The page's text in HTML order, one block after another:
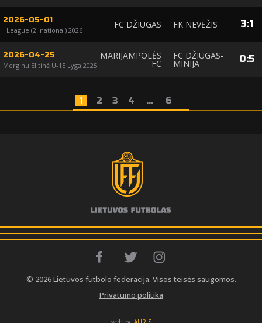
2026-05-01
I League (2. national) 2026
FC DŽIUGAS FK NEVĖŽIS 3:1
2026-04-25
Merginu Elitinė U-15 Lyga 2025
MARIJAMPOLĖS
FC
FC DŽIUGAS-
MINIJA 0:5
1 2 3 4 ... 6
© 2026 Lietuvos futbolo federacija. Visos teisės saugomos.
Privatumo politika